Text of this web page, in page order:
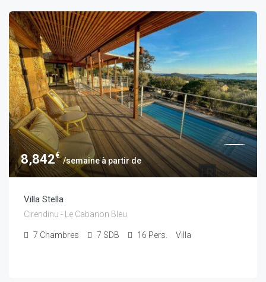
8,842€
/semaine à partir de
Villa Stella
Cirendinu - Le Cabanon Bleu
7 Chambres 7 SDB 16 Pers. Villa